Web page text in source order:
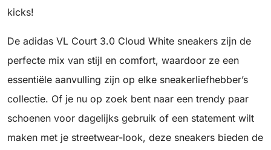
kicks!
De adidas VL Court 3.0 Cloud White sneakers zijn de
perfecte mix van stijl en comfort, waardoor ze een
essentiële aanvulling zijn op elke sneakerliefhebber’s
collectie. Of je nu op zoek bent naar een trendy paar
schoenen voor dagelijks gebruik of een statement wilt
maken met je streetwear-look, deze sneakers bieden de